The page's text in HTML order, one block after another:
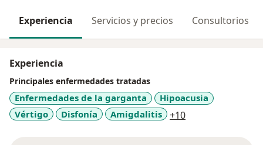
Experiencia Servicios y precios Consultorios
Experiencia
Principales enfermedades tratadas
Enfermedades de la garganta
Hipoacusia
Vértigo
Disfonía Amigdalitis +10